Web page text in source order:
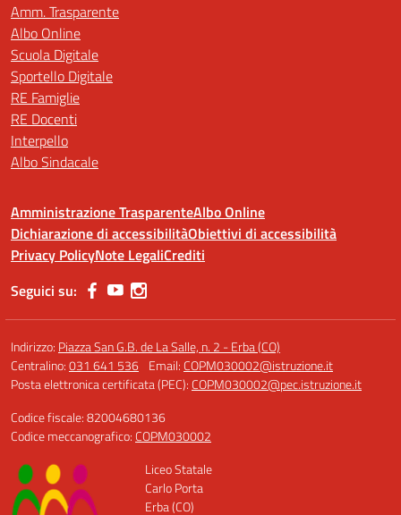
Amm. Trasparente
Albo Online
Scuola Digitale
Sportello Digitale
RE Famiglie
RE Docenti
Interpello
Albo Sindacale
Amministrazione TrasparenteAlbo Online
Dichiarazione di accessibilitàObiettivi di accessibilità
Privacy PolicyNote LegaliCrediti
Seguici su:
Indirizzo: Piazza San G.B. de La Salle, n. 2 - Erba (CO)
Centralino:031 641 536 Email: COPM030002@istruzione.it
Posta elettronica certificata (PEC): COPM030002@pec.istruzione.it
Codice fiscale: 82004680136
Codice meccanografico: COPM030002
Liceo Statale
Carlo Porta
Erba (CO)